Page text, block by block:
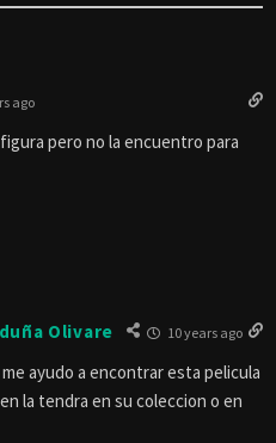
ago
pero no la encuentro para
Olivare 10 years ago
ayudo a encontrar esta pelicula
la tendra en su coleccion o en